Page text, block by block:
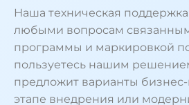
Наша техническая
любыми вопросам
программы и маркировкой
пользуетесь нашим
предложит варианты
этапе внедрения или